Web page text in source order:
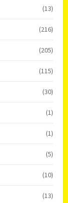
(13)
(216)
(205)
(115)
(30)
(1)
(1)
(5)
(10)
(13)